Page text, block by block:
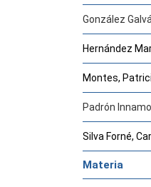
González
Hernández
Montes,
Padrón
Silva Forné,
Materia